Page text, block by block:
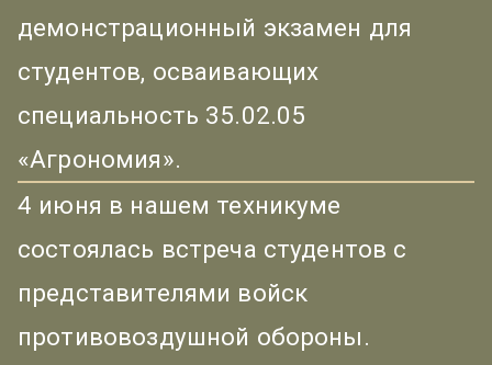
демонстрационный экзамен для
студентов, осваивающих
специальность 35.02.05
«Агрономия».
4 июня в нашем техникуме
состоялась встреча студентов с
представителями войск
противовоздушной обороны.